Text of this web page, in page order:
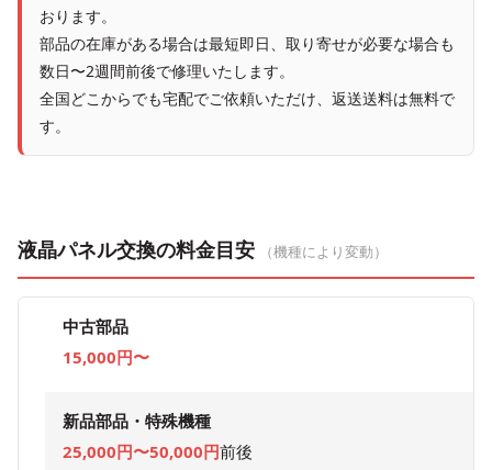
おります。
部品の在庫がある場合は最短即日、取り寄せが必要な場合も
数日〜2週間前後で修理いたします。
全国どこからでも宅配でご依頼いただけ、返送送料は無料で
す。
液晶パネル交換の料金目安 （機種により変動）
中古部品
15,000円〜
新品部品・特殊機種
25,000円〜50,000円前後